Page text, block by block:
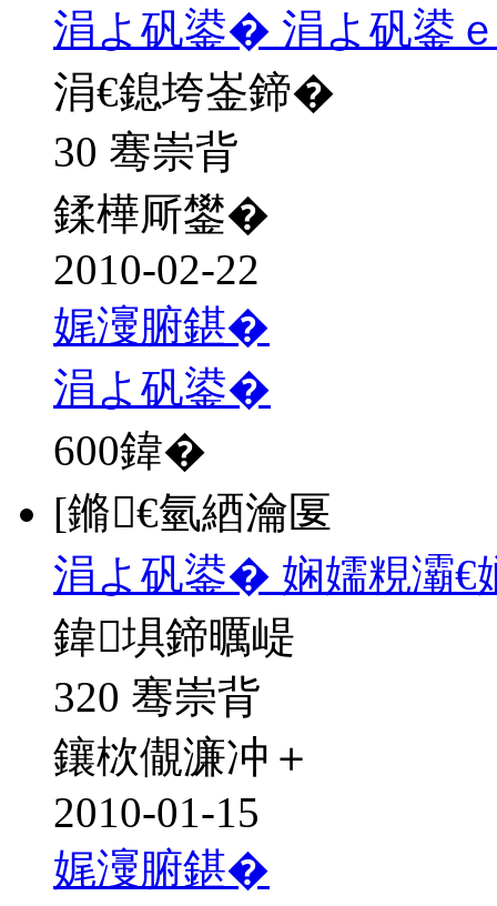
涓よ矾鍙� 涓よ矾鍙
涓€鎴垮崟鍗�
30 骞崇背
鍒樺厛鐢�
2010-02-22
娓濅腑鍖�
涓よ矾鍙�
600鍏�
[鏅€氫綇瀹匽
涓よ矾鍙� 娴嬬粯灞
鍏埧鍗曞崼
320 骞崇背
鑲栨儬濂冲＋
2010-01-15
娓濅腑鍖�